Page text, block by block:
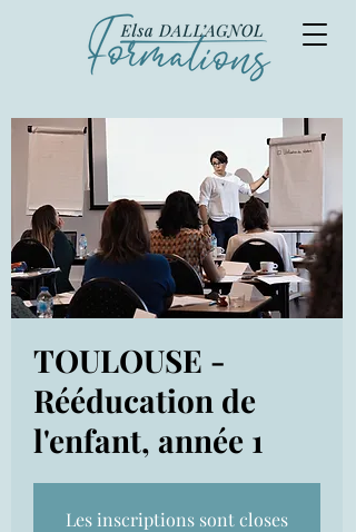
TOULOUSE -
Rééducation de
l'enfant, année 1
Les inscriptions sont closes